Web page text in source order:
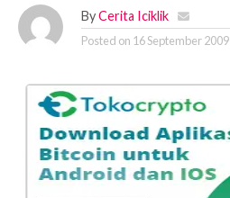
By Cerita Iciklik
Posted on 16 September 2009